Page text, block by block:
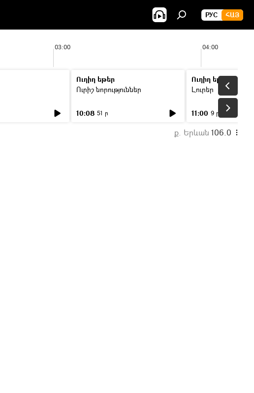
РУС ՀԱՅ
03:00 04:00
Ուղիղ եթեր
Ուրիշ նորություններ
10:08 51 ր
Ուղիղ եթեր
Լուրեր
11:00 9 ր
ք. Երևան 106.0